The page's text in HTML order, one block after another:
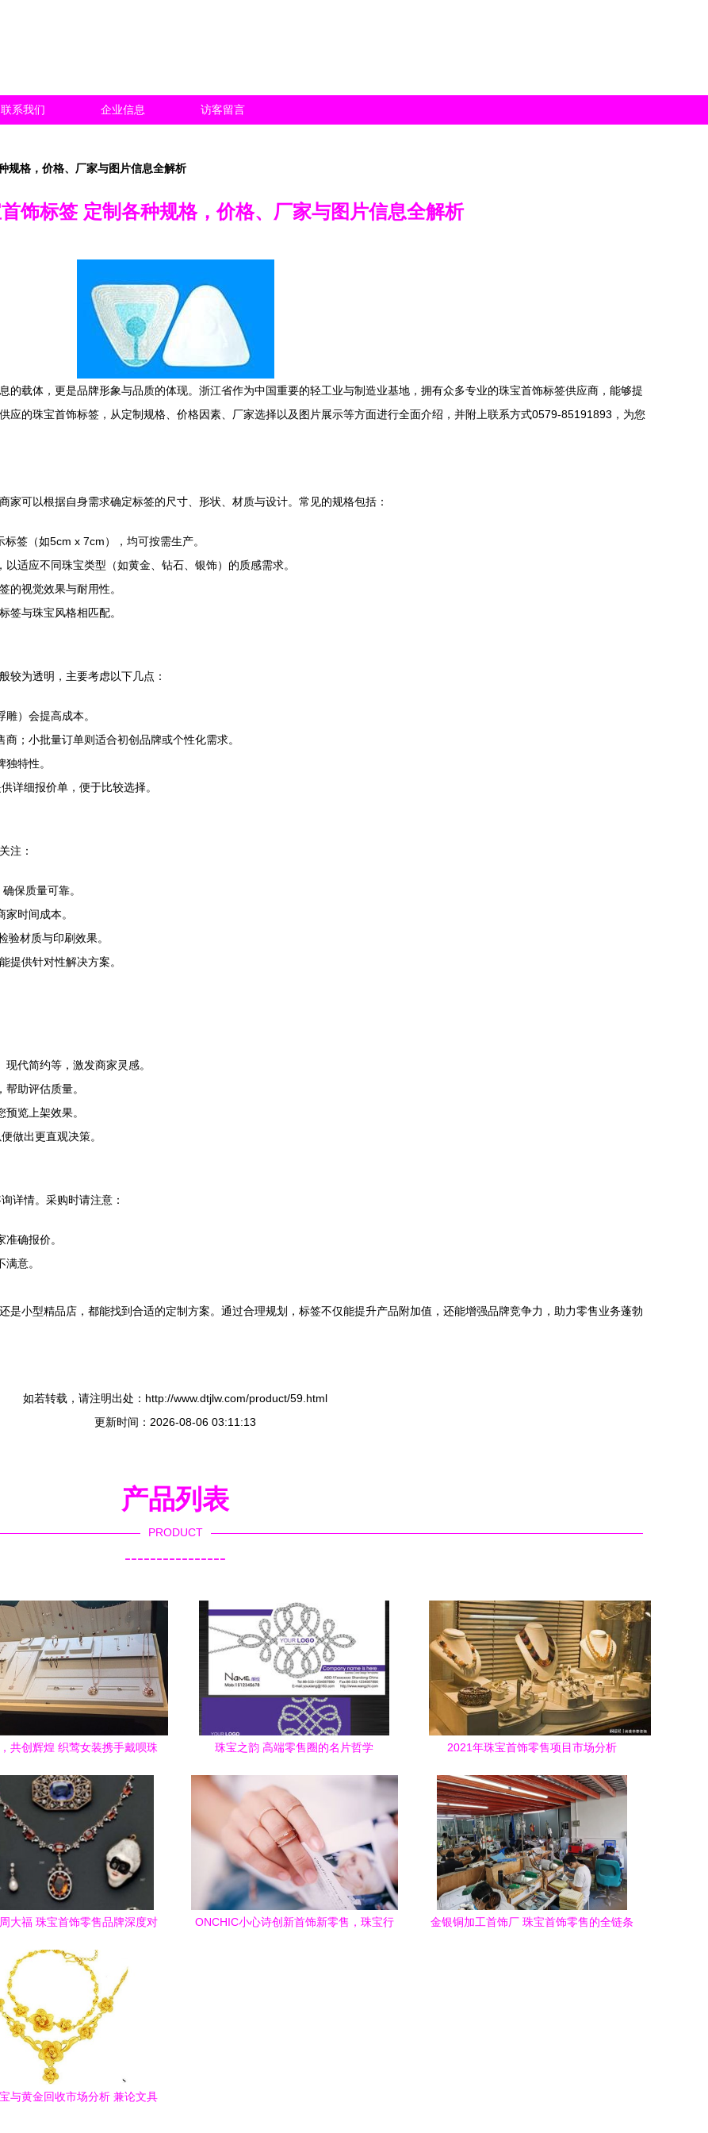
联系我们 企业信息 访客留言
规格，价格、厂家与图片信息全解析
饰标签 定制各种规格，价格、厂家与图片信息全解析
的载体，更是品牌形象与品质的体现。浙江省作为中国重要的轻工业与制造业基地，拥有众多专业的珠宝首饰标签供应商，能够提
应的珠宝首饰标签，从定制规格、价格因素、厂家选择以及图片展示等方面进行全面介绍，并附上联系方式0579-85191893，为您
可以根据自身需求确定标签的尺寸、形状、材质与设计。常见的规格包括：
签（如5cm x 7cm），均可按需生产。
适应不同珠宝类型（如黄金、钻石、银饰）的质感需求。
的视觉效果与耐用性。
签与珠宝风格相匹配。
较为透明，主要考虑以下几点：
）会提高成本。
；小批量订单则适合初创品牌或个性化需求。
特性。
详细报价单，便于比较选择。
注：
保质量可靠。
时间成本。
材质与印刷效果。
提供针对性解决方案。
代简约等，激发商家灵感。
助评估质量。
览上架效果。
做出更直观决策。
详情。采购时请注意：
确报价。
意。
是小型精品店，都能找到合适的定制方案。通过合理规划，标签不仅能提升产品附加值，还能增强品牌竞争力，助力零售业务蓬勃
如若转载，请注明出处：http://www.dtjlw.com/product/59.html
更新时间：2026-08-06 03:11:13
产品列表
PRODUCT
----------------
共创辉煌 织莺女装携手戴呗珠
珠宝之韵 高端零售圈的名片哲学 2021年珠宝首饰零售项目市场分析
大福 珠宝首饰零售品牌深度对
ONCHIC小心诗创新首饰新零售，珠宝行
金银铜加工首饰厂 珠宝首饰零售的全链条
与黄金回收市场分析 兼论文具